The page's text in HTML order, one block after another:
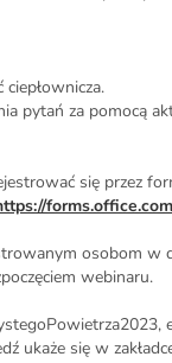
pytań za pomocą
się przez
osobom
webinaru.
ukaże się w